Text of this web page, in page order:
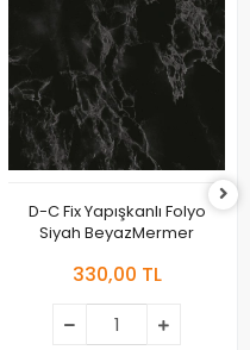
D-C Fix Yapışkanlı Folyo
Siyah BeyazMermer
330,00 TL